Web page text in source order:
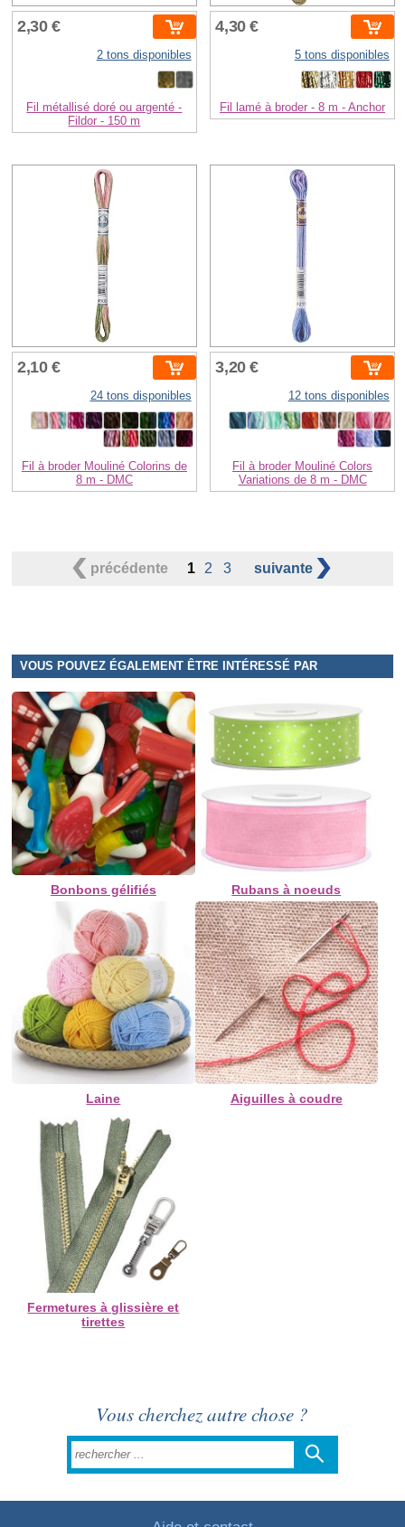
2,30 €
2 tons disponibles
Fil métallisé doré ou argenté -
Fildor - 150 m
4,30 €
5 tons disponibles
Fil lamé à broder - 8 m - Anchor
2,10 €
24 tons disponibles
Fil à broder Mouliné Colorins de
8 m - DMC
3,20 €
12 tons disponibles
Fil à broder Mouliné Colors
Variations de 8 m - DMC
précédente 1 2 3 suivante
VOUS POUVEZ ÉGALEMENT ÊTRE INTÉRESSÉ PAR
Bonbons gélifiés Rubans à noeuds
Laine Aiguilles à coudre
Fermetures à glissière et
tirettes
Vous cherchez autre chose ?